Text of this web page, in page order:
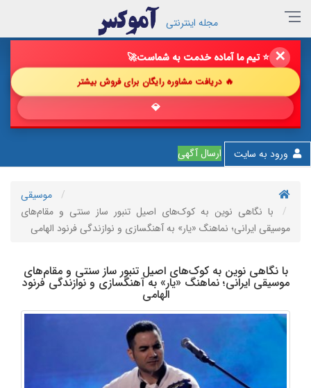
✕ 🔥 فروش خود را با ما چند برابر کن!🚀
🔥 دریافت مشاوره رایگان برای فروش بیشتر
💎 پیشنهاد
ورود به سایت ارسال آگهی
مجله اینترنتی
موسیقی
با نگاهی نوین به کوک‌های اصیل تنبور ساز سنتی و مقام‌های
موسیقی ایرانی؛ نماهنگ «یار» به آهنگسازی و نوازندگی فرنود الهامی
با نگاهی نوین به کوک‌های اصیل تنبور ساز سنتی و مقام‌های
موسیقی ایرانی؛ نماهنگ «یار» به آهنگسازی و نوازندگی فرنود
الهامی